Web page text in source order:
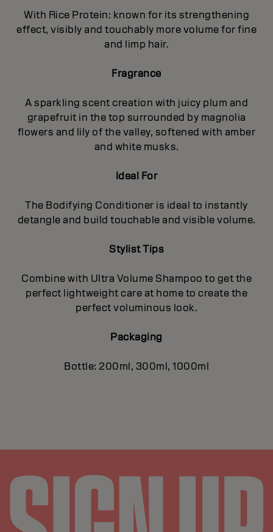
With Rice Protein: known for its strengthening
effect, visibly and touchably more volume for fine
and limp hair.
Fragrance
A sparkling scent creation with juicy plum and
grapefruit in the top surrounded by magnolia
flowers and lily of the valley, softened with amber
and white musks.
Ideal For
The Bodifying Conditioner is ideal to instantly
detangle and build touchable and visible volume.
Stylist Tips
Combine with Ultra Volume Shampoo to get the
perfect lightweight care at home to create the
perfect voluminous look.
Packaging
Bottle: 200ml, 300ml, 1000ml